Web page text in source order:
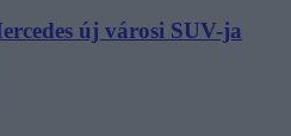
új városi SUV-ja